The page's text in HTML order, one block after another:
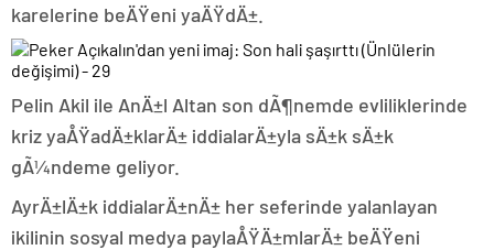
karelerine beÄŸeni yaÄŸdÄ±.
Pelin Akil ile AnÄ±l Altan son dÃ¶nemde evliliklerinde
kriz yaÅŸadÄ±klarÄ± iddialarÄ±yla sÄ±k sÄ±k
gÃ¼ndeme geliyor.
AyrÄ±lÄ±k iddialarÄ±nÄ± her seferinde yalanlayan
ikilinin sosyal medya paylaÅŸÄ±mlarÄ± beÄŸeni